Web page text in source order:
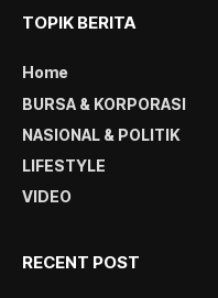
TOPIK BERITA
Home
BURSA & KORPORASI
NASIONAL & POLITIK
LIFESTYLE
VIDEO
RECENT POST